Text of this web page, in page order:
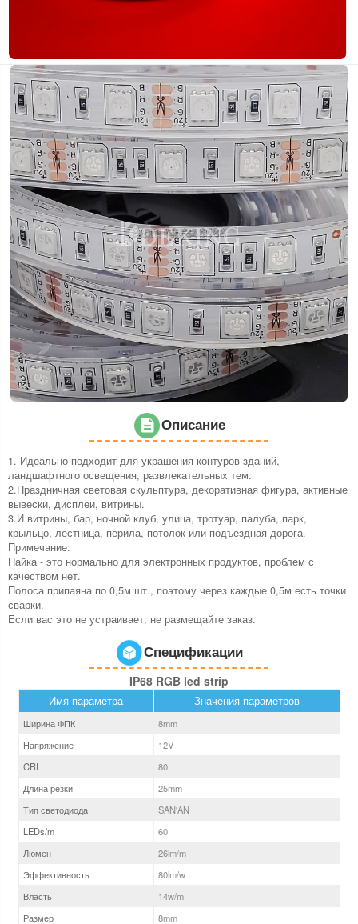
Описание
1. Идеально подходит для украшения контуров зданий,
ландшафтного освещения, развлекательных тем.
2.Праздничная световая скульптура, декоративная фигура, активные
вывески, дисплеи, витрины.
3.И витрины, бар, ночной клуб, улица, тротуар, палуба, парк,
крыльцо, лестница, перила, потолок или подъездная дорога.
Примечание:
Пайка - это нормально для электронных продуктов, проблем с
качеством нет.
Полоса припаяна по 0,5м шт., поэтому через каждые 0,5м есть точки
сварки.
Если вас это не устраивает, не размещайте заказ.
Спецификации
IP68 RGB led strip
Имя параметра Значения параметров
Ширина ФПК 8mm
Напряжение
12V
CRI
80
Длина резки
25mm
Тип светодиода
SAN'AN
LEDs/m
60
Люмен
26lm/m
Эффективность
80lm/w
Власть
14w/m
Размер
8mm